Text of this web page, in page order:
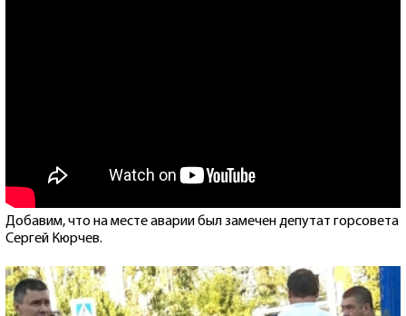
Добавим, что на месте аварии был замечен депутат горсовета
Сергей Кюрчев.